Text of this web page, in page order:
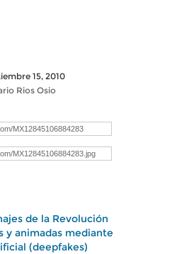
15, 2010
Rios Osio
de la Revolución
y animadas mediante
(deepfakes)